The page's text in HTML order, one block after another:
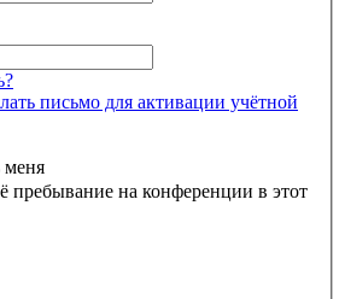
письмо для активации учётной
меня
пребывание на конференции в этот